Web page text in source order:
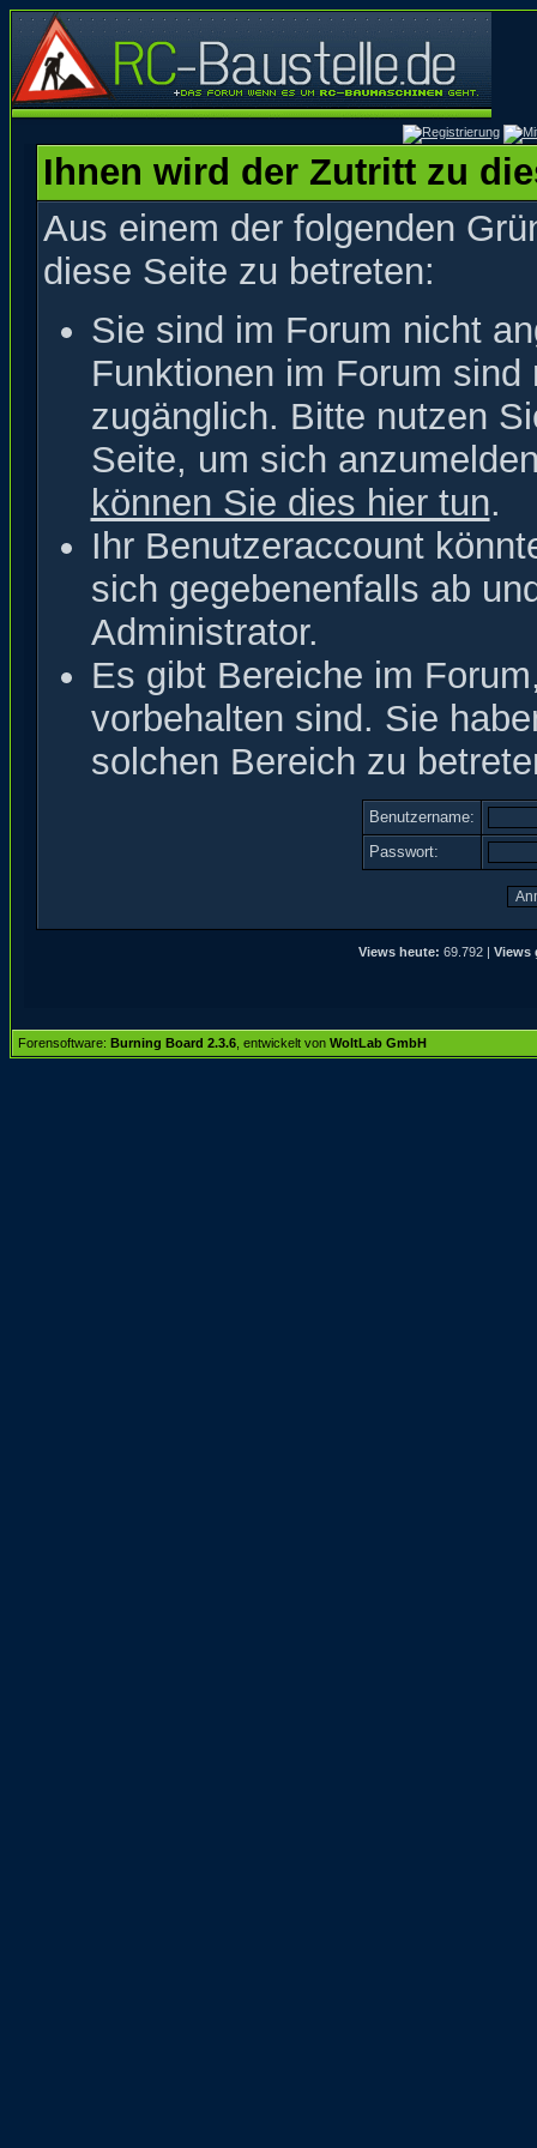
Ihnen wird der Zutritt zu
Aus einem der folgenden
diese Seite zu betreten:
Sie sind im Forum nicht
Funktionen im Forum
zugänglich. Bitte nutzen
Seite, um sich
können Sie dies hier tun.
Ihr Benutzeraccount
sich gegebenenfalls ab
Administrator.
Es gibt Bereiche im
vorbehalten sind. Sie
solchen Bereich zu
Benutzername:
Passwort:
Views heute: 69.792 | Views
Forensoftware: Burning Board 2.3.6 , entwickelt von WoltLab GmbH